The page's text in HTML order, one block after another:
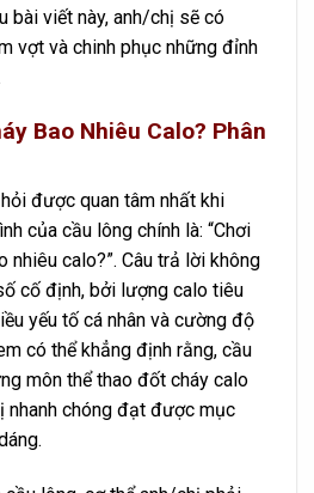
bài viết này, anh/chị sẽ có
vợt và chinh phục những đỉnh
Bao Nhiêu Calo? Phân
được quan tâm nhất khi
của cầu lông chính là: “Chơi
nhiêu calo?”. Câu trả lời không
cố định, bởi lượng calo tiêu
yếu tố cá nhân và cường độ
có thể khẳng định rằng, cầu
môn thể thao đốt cháy calo
nhanh chóng đạt được mục